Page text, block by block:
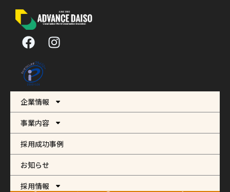
F
a
c
e
b
o
o
k
I
n
a
g
r
a
m
企業情報
事業内容
採用成功事例
お知らせ
採用情報